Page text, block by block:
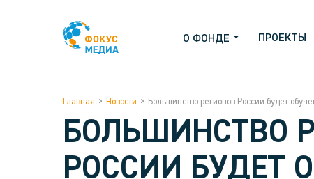
О ФОНДЕ ПРОЕКТЫ
Главная > Новости > Большинство регионов России будет
БОЛЬШИНСТВО
РОССИИ БУДЕТ